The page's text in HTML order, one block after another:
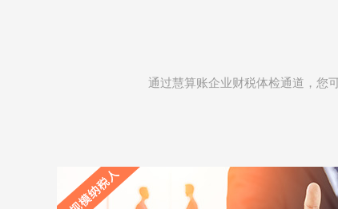
通过慧算账企业财税体检通道，您